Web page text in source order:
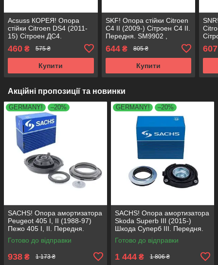
Acsuss КОРЕЯ! Опора
стійки Citroen DS4 (2011-
15) Сітроен ДС4.
803438 , KB959.03 ,
VKDA40320
460 ₴ 575 ₴
Купити
SKF! Опора стійки Citroen
C4 II (2009-) Сітроен С4 II.
Передня. SM9902 ,
VKDA40320
644₴ 805 ₴
Купити
607
Акційні пропозиції та новинки
GERMANY! –20%
SACHS! Опора амортизатора
Peugeot 405 I, II (1988-97)
Пежо 405 I, II. Передня.
SM1553 , 803023 , KB659.36 ,
VKDA35336
Готово до відправки
938 ₴ 1 173 ₴
GERMANY! –20%
SACHS! Опора амортизатора
Skoda Superb III (2015-)
Шкода Суперб III. Передня.
803024 , KB657.27 ,
VKDA35167
Готово до відправки
1 444 ₴ 1 806 ₴